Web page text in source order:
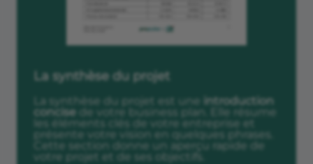
La synthèse du projet
La synthèse du projet est une introduction
concise de votre business plan. Elle résume
les éléments clés de votre entreprise et
présente votre vision en quelques phrases.
Cette section donne un aperçu rapide de
votre projet et de ses objectifs.